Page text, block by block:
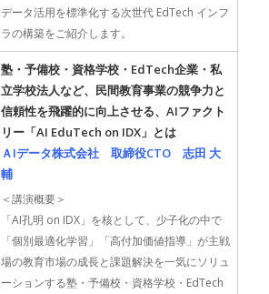
データ活用を標準化する次世代 EdTech インフ
ラの構築をご紹介します。
塾・予備校・資格学校・EdTech企業・私
立学校法人など、民間教育事業の競争力と
信頼性を飛躍的に向上させる、AIファクト
リー「AI EduTech on IDX」とは
ＡIデータ株式会社 取締役CTO 志田 大
輔
＜講演概要＞
「AI孔明 on IDX」を核として、少子化の中で
「個別最適化学習」「高付加価値指導」が主戦
場の教育市場の成長と課題解決を一気にソリュ
ーションする塾・予備校・資格学校・EdTech